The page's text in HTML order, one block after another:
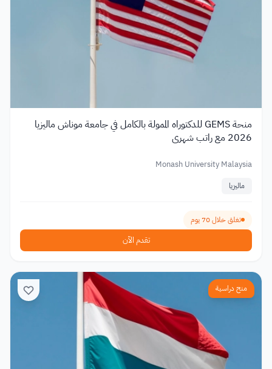
منحة GEMS للدكتوراه الممولة بالكامل في جامعة موناش ماليزيا
2026 مع راتب شهري
Monash University Malaysia
ماليزيا
تغلق خلال 70 يوم
تقدم الآن
منح دراسية